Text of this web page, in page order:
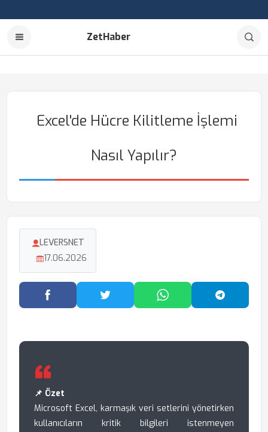
ZetHaber
Excel'de Hücre Kilitleme İşlemi
Nasıl Yapılır?
LEVERSNET
17.06.2026
Facebook'ta PaylaşTwitter'da PaylaşWhatsApp'ta Paylaş
📌 Özet
Microsoft Excel, karmaşık veri setlerini yönetirken
kullanıcıların kritik bilgileri istenmeyen